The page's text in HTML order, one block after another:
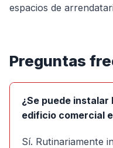
espacios de
Preguntas
¿Se puede instalar
edificio comercial
Sí. Rutinariamente